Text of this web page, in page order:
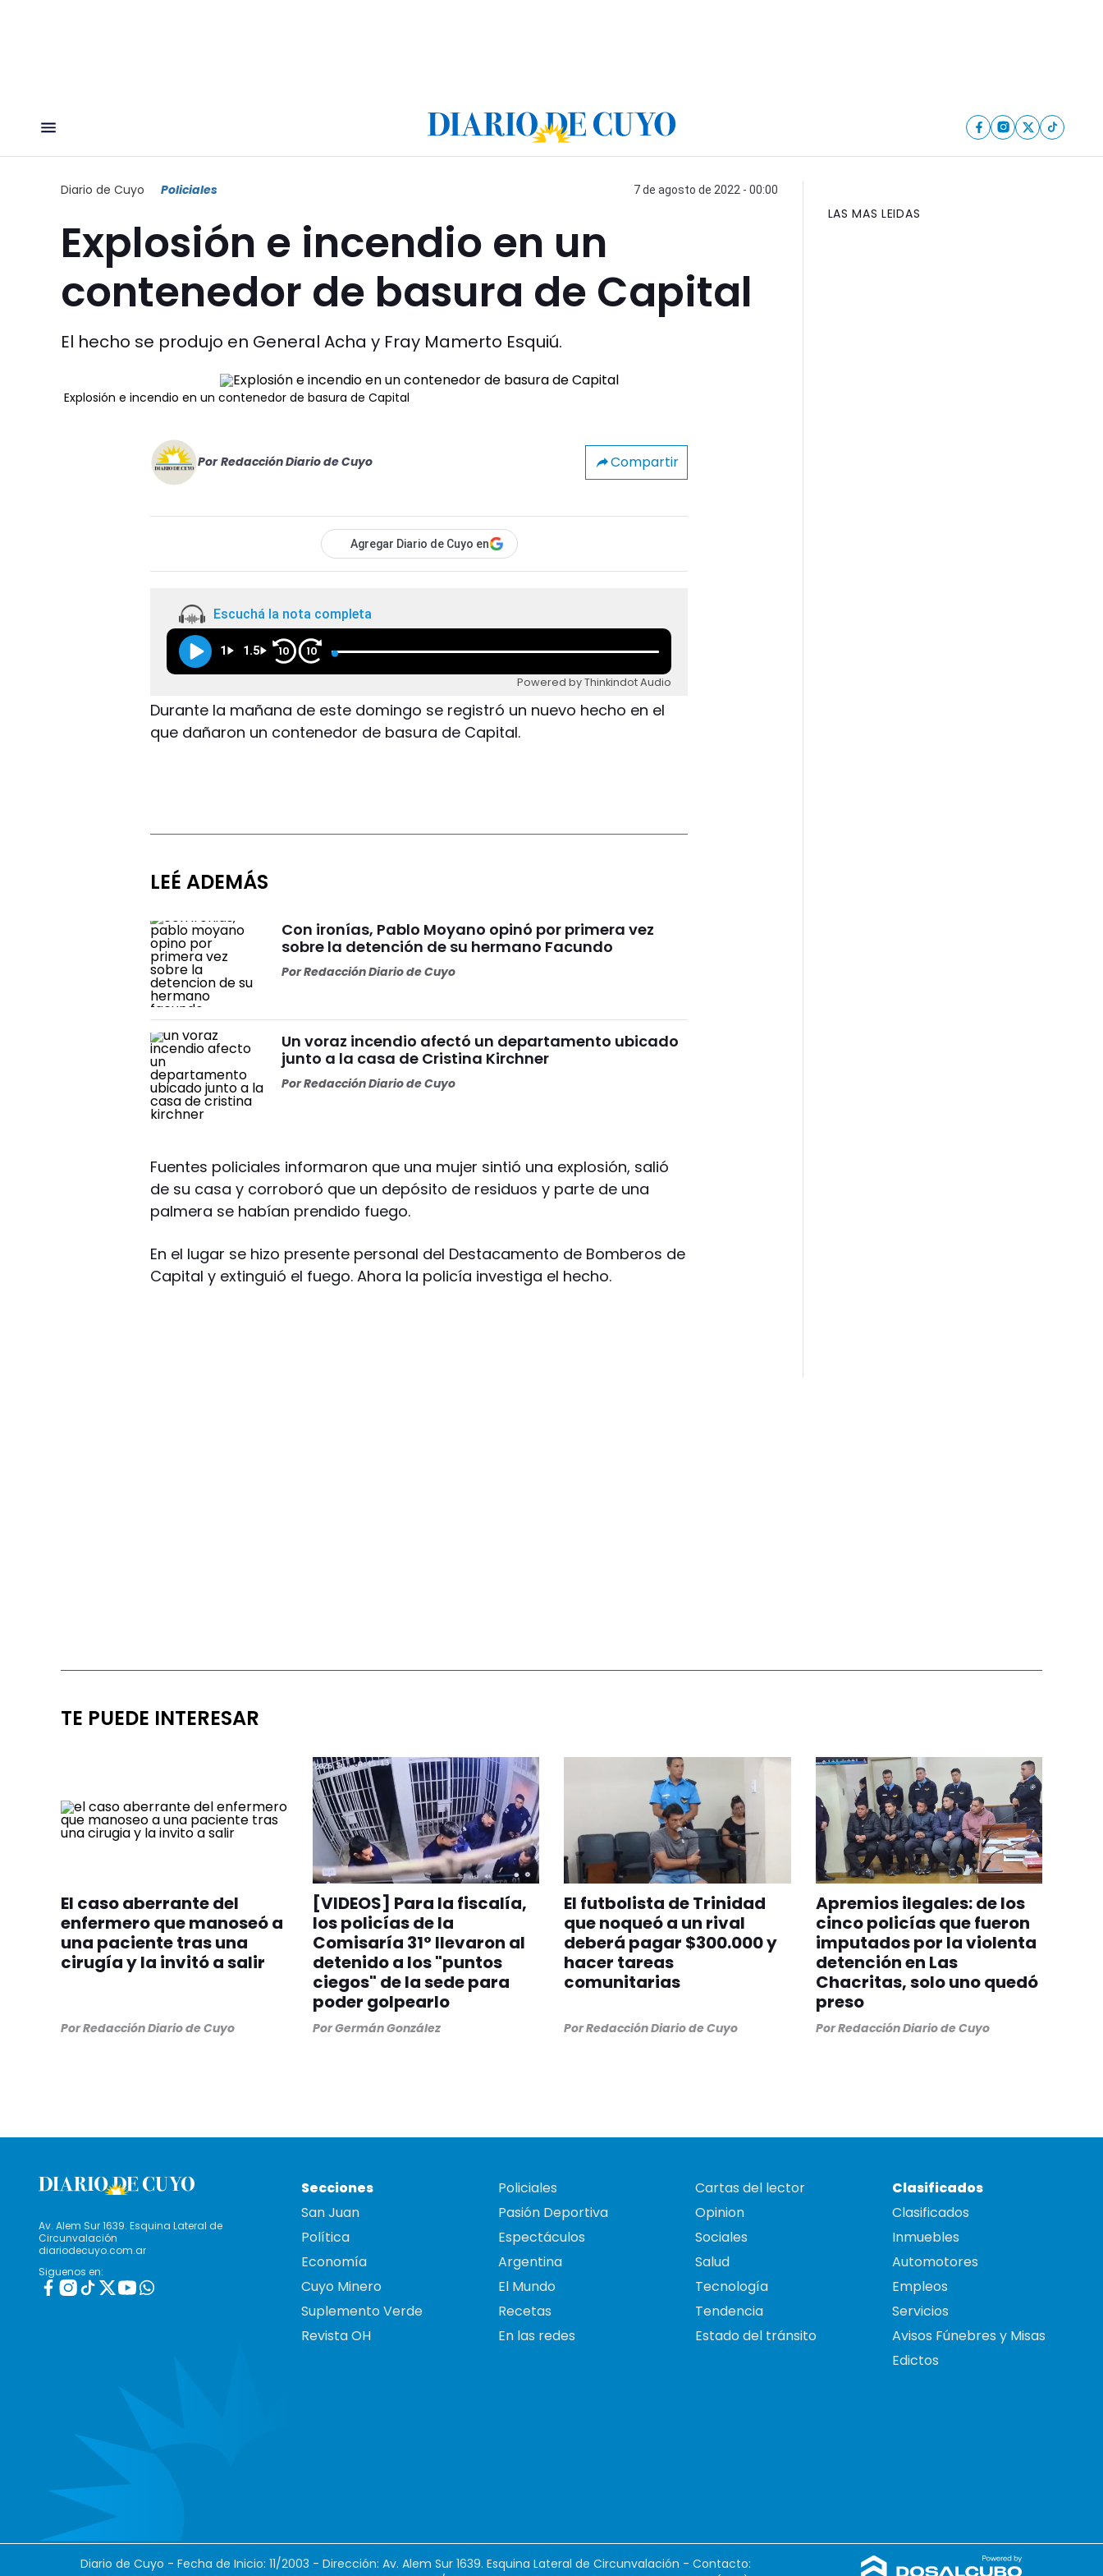
Diario de Cuyo Policiales 7 de agosto de 2022 - 00:00
Explosión e incendio en un
contenedor de basura de Capital
El hecho se produjo en General Acha y Fray Mamerto Esquiú.
Explosión e incendio en un contenedor de basura de Capital
Por Redacción Diario de Cuyo Compartir
Agregar Diario de Cuyo en
Escuchá la nota completa
1 1.5 10 10
Powered by Thinkindot Audio
Durante la mañana de este domingo se registró un nuevo hecho en el
que dañaron un contenedor de basura de Capital.
LEÉ ADEMÁS
Con ironías, Pablo Moyano opinó por primera vez
sobre la detención de su hermano Facundo
PorRedacción Diario de Cuyo
Un voraz incendio afectó un departamento ubicado
junto a la casa de Cristina Kirchner
PorRedacción Diario de Cuyo
Fuentes policiales informaron que una mujer sintió una explosión, salió
de su casa y corroboró que un depósito de residuos y parte de una
palmera se habían prendido fuego.
En el lugar se hizo presente personal del Destacamento de Bomberos de
Capital y extinguió el fuego. Ahora la policía investiga el hecho.
LAS MAS LEIDAS
TE PUEDE INTERESAR
El caso aberrante del
enfermero que manoseó a
una paciente tras una
cirugía y la invitó a salir
PorRedacción Diario de Cuyo
[VIDEOS] Para la fiscalía,
los policías de la
Comisaría 31° llevaron al
detenido a los "puntos
ciegos" de la sede para
poder golpearlo
PorGermán González
El futbolista de Trinidad
que noqueó a un rival
deberá pagar $300.000 y
hacer tareas
comunitarias
PorRedacción Diario de Cuyo
Apremios ilegales: de los
cinco policías que fueron
imputados por la violenta
detención en Las
Chacritas, solo uno quedó
preso
PorRedacción Diario de Cuyo
Av. Alem Sur 1639. Esquina Lateral de
Circunvalación
diariodecuyo.com.ar
Siguenos en:
Secciones
San Juan
Política
Economía
Cuyo Minero
Suplemento Verde
Revista OH
Policiales
Pasión Deportiva
Espectáculos
Argentina
El Mundo
Recetas
En las redes
Cartas del lector
Opinion
Sociales
Salud
Tecnología
Tendencia
Estado del tránsito
Clasificados
Clasificados
Inmuebles
Automotores
Empleos
Servicios
Avisos Fúnebres y Misas
Edictos
Diario de Cuyo - Fecha de Inicio: 11/2003 - Dirección: Av. Alem Sur 1639. Esquina Lateral de Circunvalación - Contacto: